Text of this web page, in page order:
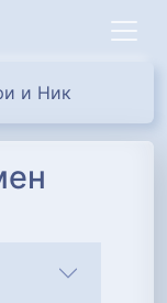
и Ник